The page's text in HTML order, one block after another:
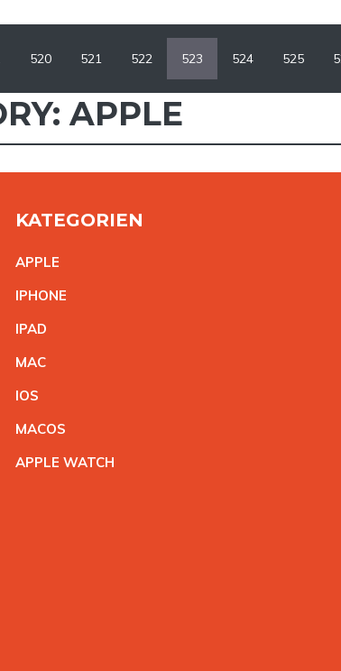
520 521 522 523 524 525
APPLE
KATEGORIEN
APPLE
IPHONE
IPAD
MAC
IOS
MACOS
APPLE WATCH